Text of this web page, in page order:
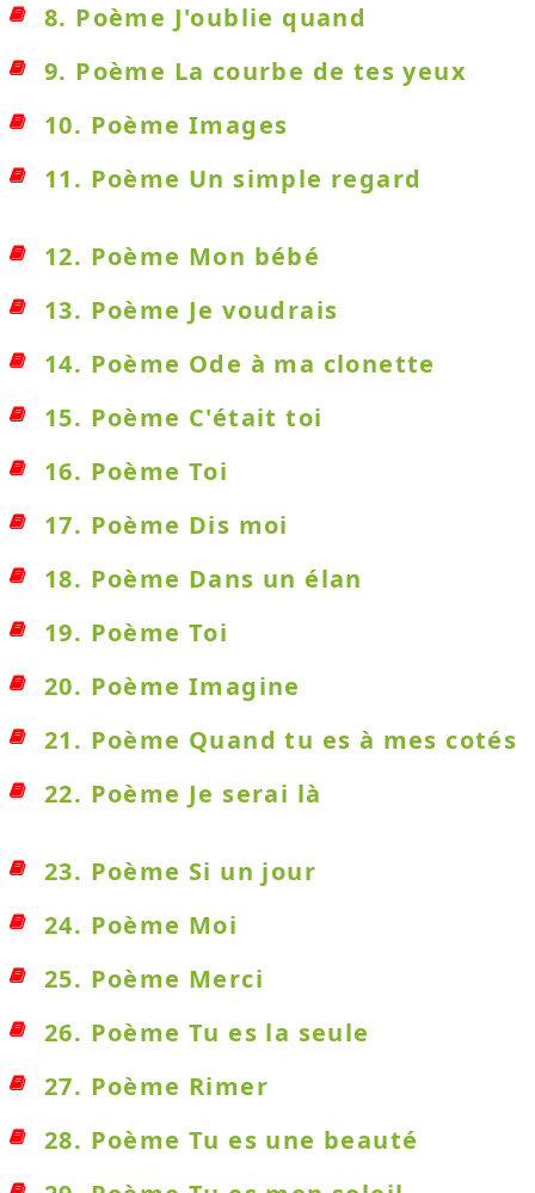
8. Poème J'oublie quand
9. Poème La courbe de tes yeux
10. Poème Images
11. Poème Un simple regard
12. Poème Mon bébé
13. Poème Je voudrais
14. Poème Ode à ma clonette
15. Poème C'était toi
16. Poème Toi
17. Poème Dis moi
18. Poème Dans un élan
19. Poème Toi
20. Poème Imagine
21. Poème Quand tu es à mes cotés
22. Poème Je serai là
23. Poème Si un jour
24. Poème Moi
25. Poème Merci
26. Poème Tu es la seule
27. Poème Rimer
28. Poème Tu es une beauté